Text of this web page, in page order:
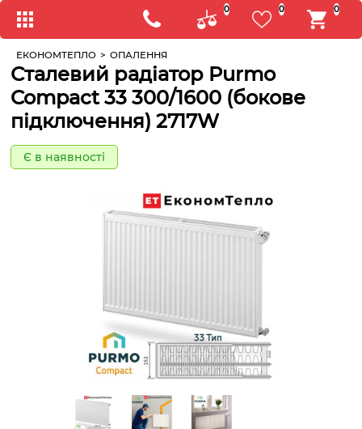
0 0 0
ЕКОНОМТЕПЛО > ОПАЛЕННЯ
Сталевий радіатор Purmo
Compact 33 300/1600 (бокове
підключення) 2717W
Є в наявності